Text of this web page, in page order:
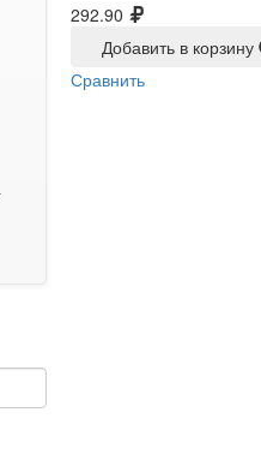
292.90
Добавить в корзину
Сравнить